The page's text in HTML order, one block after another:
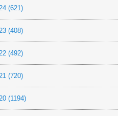
(621)
(408)
(492)
(720)
(1194)